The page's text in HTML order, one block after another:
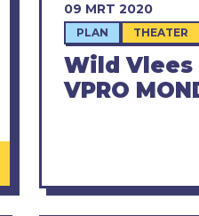
Wild
VPRO
09 MRT 2020
PLAN THEATER